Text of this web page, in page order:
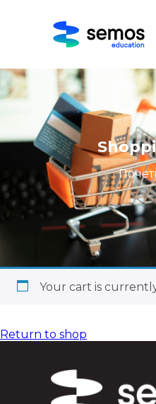
Your cart is
Return to shop